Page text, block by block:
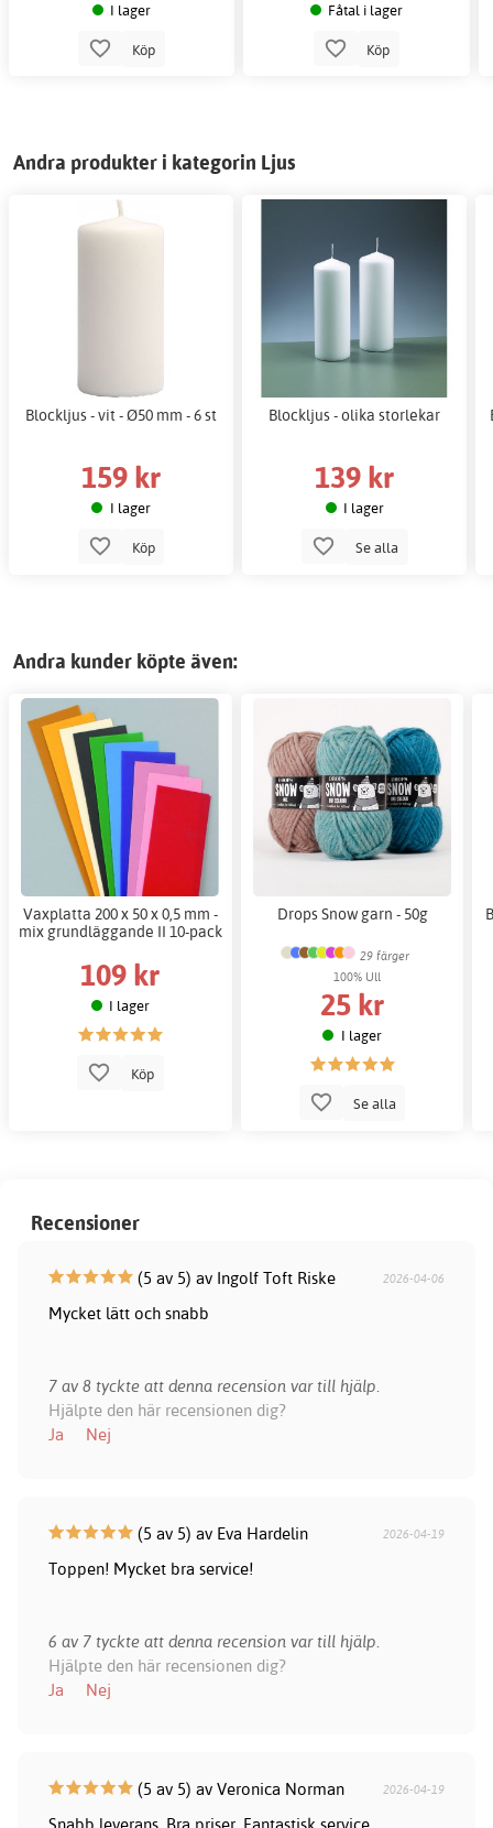
I lager
Köp
Fåtal i lager
Köp
Andra produkter i kategorin Ljus
Blockljus - vit - Ø50 mm - 6 st
159 kr
I lager
Köp
Blockljus - olika storlekar
139 kr
I lager
Se alla
Andra kunder köpte även:
Vaxplatta 200 x 50 x 0,5 mm -
mix grundläggande II 10-pack
109 kr
I lager
Köp
Drops Snow garn - 50g
29 färger
100% Ull
25 kr
I lager
Se alla
Recensioner
(5 av 5) av Ingolf Toft Riske 2026-04-06
Mycket lätt och snabb
7 av 8 tyckte att denna recension var till hjälp.
Hjälpte den här recensionen dig?
Ja
Nej
(5 av 5) av Eva Hardelin 2026-04-19
Toppen! Mycket bra service!
6 av 7 tyckte att denna recension var till hjälp.
Hjälpte den här recensionen dig?
Ja
Nej
(5 av 5) av Veronica Norman 2026-04-19
Snabb leverans. Bra priser. Fantastisk service